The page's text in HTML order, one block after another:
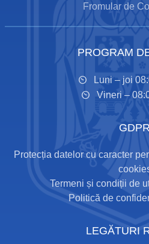
Fromular de
PROGRAM
Luni – joi
Vineri –
GDPR
Protecția datelor cu caracter
Termeni și condiții de
Politică de
LEGĂTURI